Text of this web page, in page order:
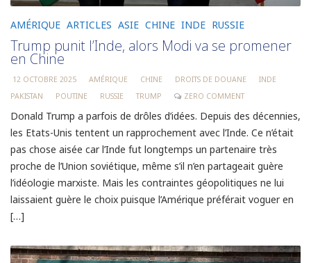
AMÉRIQUE ARTICLES ASIE CHINE INDE RUSSIE
Trump punit l’Inde, alors Modi va se promener
en Chine
12 OCTOBRE 2025 AMÉRIQUE CHINE DROITS DE DOUANE
INDE
PAKISTAN
POUTINE RUSSIE TRUMP ZERO COMMENT
Donald Trump a parfois de drôles d’idées. Depuis des décennies,
les Etats-Unis tentent un rapprochement avec l’Inde. Ce n’était
pas chose aisée car l’Inde fut longtemps un partenaire très
proche de l’Union soviétique, même s’il n’en partageait guère
l’idéologie marxiste. Mais les contraintes géopolitiques ne lui
laissaient guère le choix puisque l’Amérique préférait voguer en
[…]